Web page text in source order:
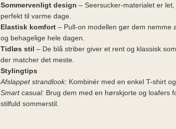
Sommervenligt design – Seersucker-materialet er let,
perfekt til varme dage.
Elastisk komfort – Pull-on modellen gør dem nemme
og behagelige hele dagen.
Tidløs stil – De blå striber giver et rent og klassisk
der matcher det meste.
Stylingtips
Afslappet strandlook: Kombinér med en enkel T-shirt
Smart casual: Brug dem med en hørskjorte og loafers
stilfuld sommerstil.